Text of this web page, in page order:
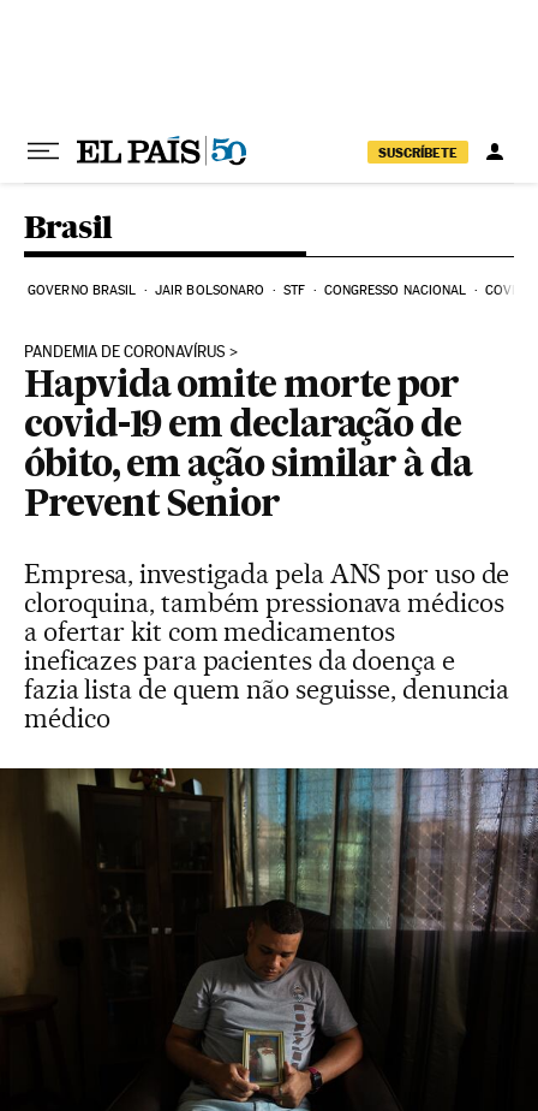
SUSCRÍBETE
Brasil
GOVERNO BRASIL JAIR BOLSONARO STF CONGRESSO NACIONAL COVID-
PANDEMIA DE CORONAVÍRUS
Hapvida omite morte por
covid-19 em declaração de
óbito, em ação similar à da
Prevent Senior
Empresa, investigada pela ANS por uso de
cloroquina, também pressionava médicos
a ofertar kit com medicamentos
ineficazes para pacientes da doença e
fazia lista de quem não seguisse, denuncia
médico